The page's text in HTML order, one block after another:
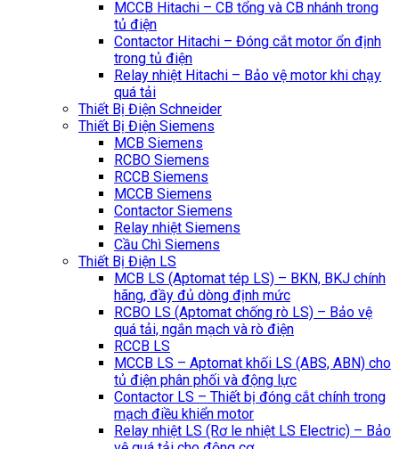
MCCB Hitachi – CB tổng và CB nhánh trong
tủ điện
Contactor Hitachi – Đóng cắt motor ổn định
trong tủ điện
Relay nhiệt Hitachi – Bảo vệ motor khi chạy
quá tải
Thiết Bị Điện Schneider
Thiết Bị Điện Siemens
MCB Siemens
RCBO Siemens
RCCB Siemens
MCCB Siemens
Contactor Siemens
Relay nhiệt Siemens
Cầu Chì Siemens
Thiết Bị Điện LS
MCB LS (Aptomat tép LS) – BKN, BKJ chính
hãng, đầy đủ dòng định mức
RCBO LS (Aptomat chống rò LS) – Bảo vệ
quá tải, ngắn mạch và rò điện
RCCB LS
MCCB LS – Aptomat khối LS (ABS, ABN) cho
tủ điện phân phối và động lực
Contactor LS – Thiết bị đóng cắt chính trong
mạch điều khiển motor
Relay nhiệt LS (Rơ le nhiệt LS Electric) – Bảo